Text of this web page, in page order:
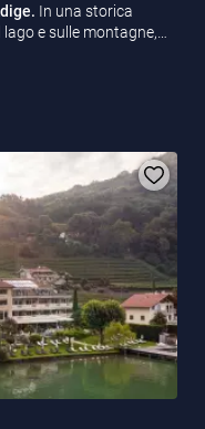
In una storica
e sulle montagne,…